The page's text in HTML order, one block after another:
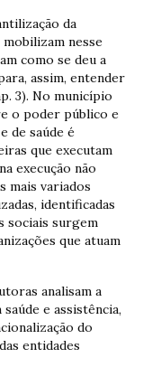
da
nesse
como se deu a
assim, entender
3). No município
o poder público e
de saúde é
que executam
execução não
mais variados
identificadas
sociais surgem
que atuam
analisam a
e assistência,
do
entidades